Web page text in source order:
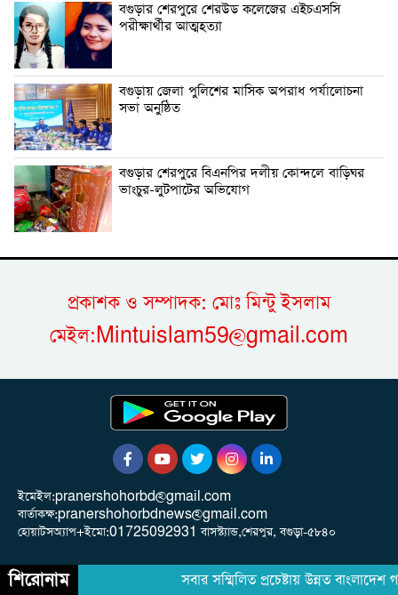
বগুড়ার শেরপুরে শেরউড কলেজের এইচএসসি
পরীক্ষার্থীর আত্মহত্যা
বগুড়ায় জেলা পুলিশের মাসিক অপরাধ পর্যালোচনা
সভা অনুষ্ঠিত
বগুড়ার শেরপুরে বিএনপির দলীয় কোন্দলে বাড়িঘর
ভাংচুর-লুটপাটের অভিযোগ
প্রকাশক ও সম্পাদক: মোঃ মিন্টু ইসলাম
মেইল:Mintuislam59@gmail.com
ইমেইল:pranershohorbd@gmail.com
বার্তাকক্ষ:pranershohorbdnews@gmail.com
হোয়াটসঅ্যাপ+ইমো:01725092931 বাসস্ট্যান্ড,শেরপুর, বগুড়া-৫৮৪০
শিরোনাম সবার সম্মিলিত প্রচেষ্টায় উন্নত বাংলাদেশ